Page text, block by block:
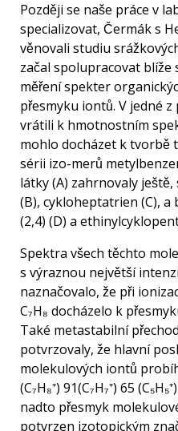
Později se naše práce v
specializovat, Čermák s
věnovali studiu
začal spolupracovat blíže
měření spekter
přesmyku iontů. V jedné
vrátili k hmotnostním
mohlo docházet k tvorbě
sérii izo-merů
látky (A) zahrnovaly
(B), cykloheptatrien (C),
(2,4) (D) a
Spektra všech těchto
s výraznou největší
naznačovalo, že při
C₇H₈ docházelo k
Také metastabilní
potvrzovaly, že hlavní
molekulových iontů
(C₇H₈⁺) 91(C₇H₇⁺) 65
nadto přesmyk
potvrzen izotopickým